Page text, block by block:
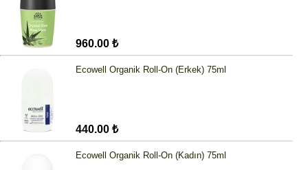
960.00 ₺
Ecowell Organik Roll-On (Erkek) 75ml
440.00 ₺
Ecowell Organik Roll-On (Kadın) 75ml